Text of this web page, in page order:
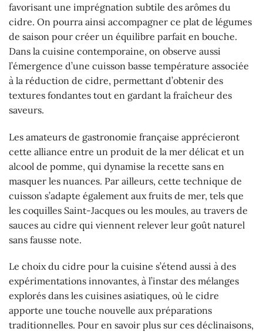
favorisant une imprégnation subtile des arômes du
cidre. On pourra ainsi accompagner ce plat de légumes
de saison pour créer un équilibre parfait en bouche.
Dans la cuisine contemporaine, on observe aussi
l’émergence d’une cuisson basse température associée
à la réduction de cidre, permettant d’obtenir des
textures fondantes tout en gardant la fraîcheur des
saveurs.
Les amateurs de gastronomie française apprécieront
cette alliance entre un produit de la mer délicat et un
alcool de pomme, qui dynamise la recette sans en
masquer les nuances. Par ailleurs, cette technique de
cuisson s’adapte également aux fruits de mer, tels que
les coquilles Saint-Jacques ou les moules, au travers de
sauces au cidre qui viennent relever leur goût naturel
sans fausse note.
Le choix du cidre pour la cuisine s’étend aussi à des
expérimentations innovantes, à l’instar des mélanges
explorés dans les cuisines asiatiques, où le cidre
apporte une touche nouvelle aux préparations
traditionnelles. Pour en savoir plus sur ces déclinaisons,